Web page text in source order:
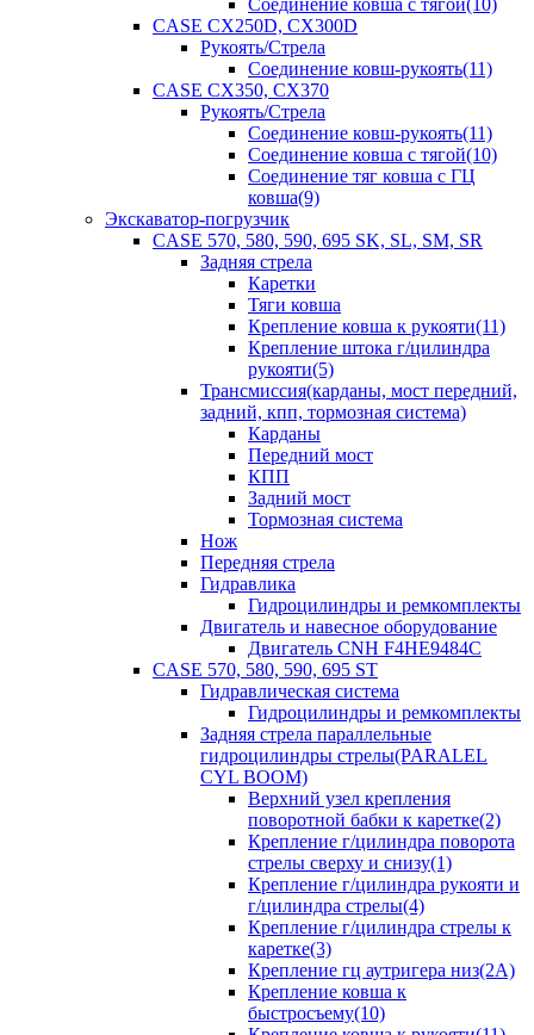
Соединение ковша с тягой(10)
CASE CX250D, CX300D
Рукоять/Стрела
Соединение ковш-рукоять(11)
CASE CX350, CX370
Рукоять/Стрела
Соединение ковш-рукоять(11)
Соединение ковша с тягой(10)
Соединение тяг ковша с ГЦ
ковша(9)
Экскаватор-погрузчик
CASE 570, 580, 590, 695 SK, SL, SM, SR
Задняя стрела
Каретки
Тяги ковша
Крепление ковша к рукояти(11)
Крепление штока г/цилиндра
рукояти(5)
Трансмиссия(карданы, мост передний,
задний, кпп, тормозная система)
Карданы
Передний мост
КПП
Задний мост
Тормозная система
Нож
Передняя стрела
Гидравлика
Гидроцилиндры и ремкомплекты
Двигатель и навесное оборудование
Двигатель CNH F4HE9484C
CASE 570, 580, 590, 695 ST
Гидравлическая система
Гидроцилиндры и ремкомплекты
Задняя стрела параллельные
гидроцилиндры стрелы(PARALEL
CYL BOOM)
Верхний узел крепления
поворотной бабки к каретке(2)
Крепление г/цилиндра поворота
стрелы сверху и снизу(1)
Крепление г/цилиндра рукояти и
г/цилиндра стрелы(4)
Крепление г/цилиндра стрелы к
каретке(3)
Крепление гц аутригера низ(2А)
Крепление ковша к
быстросъему(10)